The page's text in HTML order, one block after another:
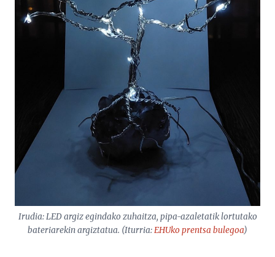
Irudia: LED argiz egindako zuhaitza, pipa-azaletatik lortutako
bateriarekin argiztatua. (Iturria:EHUko prentsa bulegoa)